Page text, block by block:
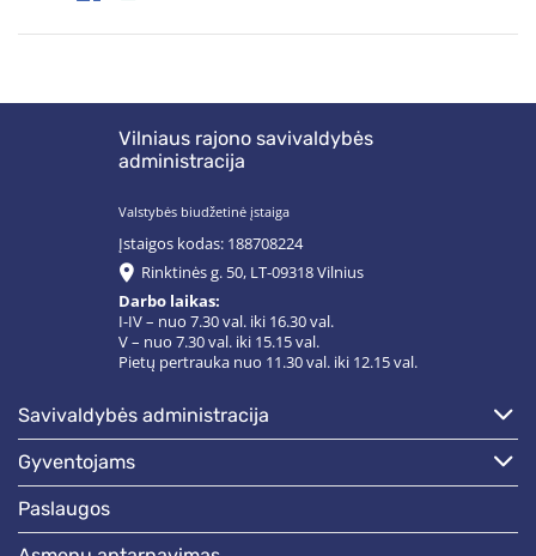
Vilniaus rajono savivaldybės
administracija
Valstybės biudžetinė įstaiga
Įstaigos kodas: 188708224
Rinktinės g. 50, LT-09318 Vilnius
Darbo laikas:
I-IV – nuo 7.30 val. iki 16.30 val.
V – nuo 7.30 val. iki 15.15 val.
Pietų pertrauka nuo 11.30 val. iki 12.15 val.
savivaldybės administracija
gyventojams
paslaugos